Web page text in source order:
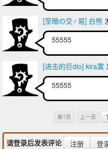
[至暗の交♂易] 白熊
55555
[进击的巨dio] kira寞
55555
第1页 上一页
请登录后发表评论 注册 登